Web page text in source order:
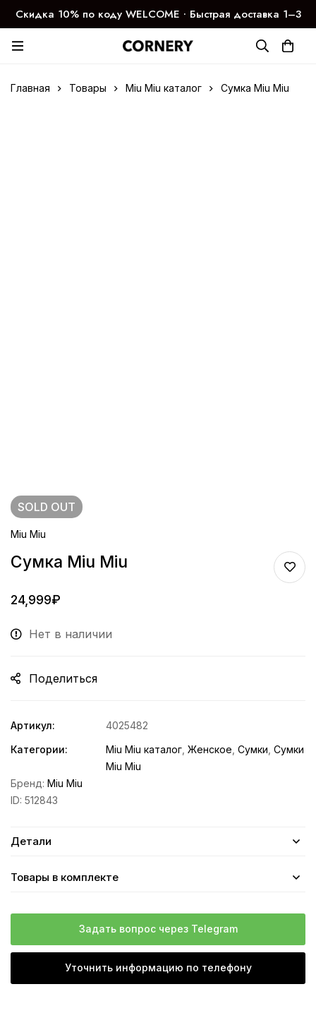
Скидка 10% по коду WELCOME ∙ Быстрая доставка 1–3
дня
Главная Товары Miu Miu каталог Сумка Miu Miu
SOLD OUT
Miu Miu
Сумка Miu Miu
24,999₽
Нет в наличии
Поделиться
Артикул:
4025482
Категории:
Miu Miu каталог Женское Сумки Сумки
Miu Miu
Бренд: Miu Miu
ID: 512843
Детали
Товары в комплекте
Задать вопрос через Telegram
Уточнить информацию по телефону